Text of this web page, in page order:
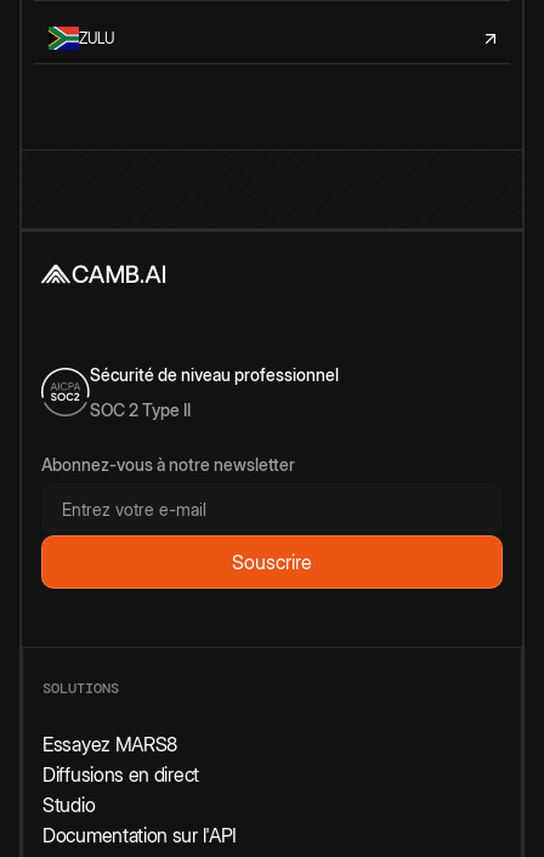
ZULU
Sécurité de niveau professionnel
SOC 2 Type II
Abonnez-vous à notre newsletter
SOLUTIONS
Essayez MARS8
Diffusions en direct
Studio
Documentation sur l'API